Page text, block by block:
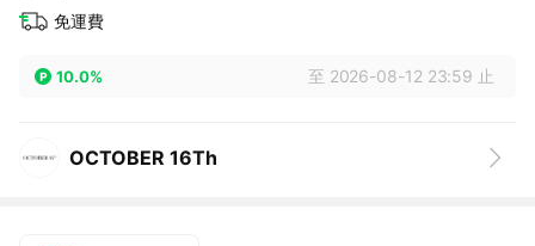
免運費
10.0% 至 2026-08-12 23:59 止
OCTOBER 16Th